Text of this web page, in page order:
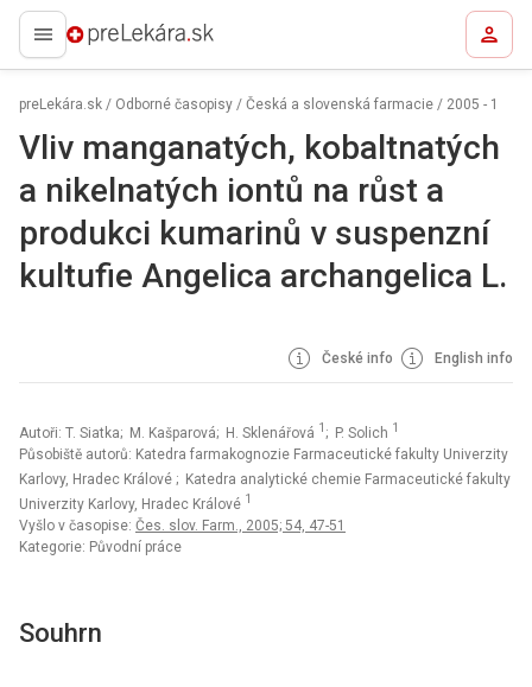
preLekára.sk
preLekára.sk / Odborné časopisy / Česká a slovenská farmacie / 2005 - 1
Vliv manganatých, kobaltnatých
a nikelnatých iontů na růst a
produkci kumarinů v suspenzní
kultufie Angelica archangelica L.
České info English info
Autoři: T. Siatka; M. Kašparová; H. Sklenářová 1 ; P. Solich 1
Působiště autorů: Katedra farmakognozie Farmaceutické fakulty Univerzity
Karlovy, Hradec Králové ; Katedra analytické chemie Farmaceutické fakulty
Univerzity Karlovy, Hradec Králové 1
Vyšlo v časopise: Čes. slov. Farm., 2005; 54, 47-51
Kategorie: Původní práce
Souhrn